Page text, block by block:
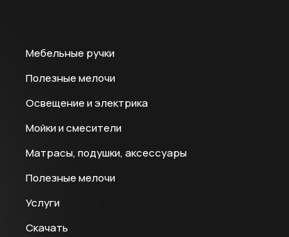
Мебельные ручки
Полезные мелочи
Освещение и электрика
Мойки и смесители
Матрасы, подушки, аксессуары
Полезные мелочи
Услуги
Скачать